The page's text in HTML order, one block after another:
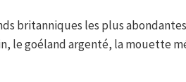
britanniques les plus
le goéland argenté, la mouette